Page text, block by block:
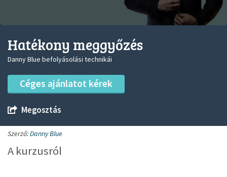
minute,
seconds
Hatékony meggyőzés
Danny Blue befolyásolási technikái
Céges ajánlatot kérek
Megosztás
Szerző:Danny Blue
A kurzusról